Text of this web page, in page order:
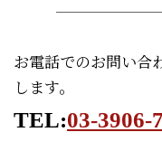
お電話でのお問い合
します。
TEL:03-3906-